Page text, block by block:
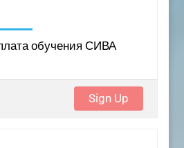
обучения СИВА
Sign Up